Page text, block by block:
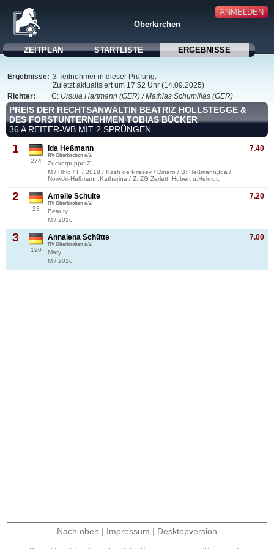
ANMELDEN
Oberkirchen
ZEITPLAN STARTLISTE ERGEBNISSE
Ergebnisse: 3 Teilnehmer in dieser Prüfung.
Zuletzt aktualisiert um 17:52 Uhr (14.09.2025)
Richter:
C: Ursula Hartmann (GER) / Mathias Schumillas (GER)
PREIS DER RECHTSANWÄLTIN BEATRIZ HOLLSTEGGE &
DES FORSTUNTERNEHMEN TOBIAS BÜCKER
36 A REITER-WB MIT 2 SPRÜNGEN
1
274
7.40
Ida Heßmann
RV Oberkirchen e.V.
Zuckerpuppe Z
M / Rhld / F / 2018 / Kash de Prissey / Dinaro / B: Heßmann,Ida /
Nowicki-Heßmann,Katharina / Z: ZG Zerlett, Hubert u.Helmut,
2
23
7.20
Amelie Schulte
RV Oberkirchen e.V.
Beauty
M / 2016
3
190
7.00
Annalena Schütte
RV Oberkirchen e.V.
Mary
M / 2016
Nach oben | Impressum | Desktopversion